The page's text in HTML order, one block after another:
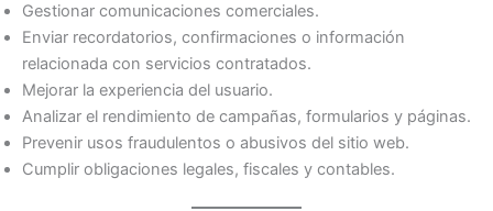
Gestionar comunicaciones comerciales.
Enviar recordatorios, confirmaciones o información
relacionada con servicios contratados.
Mejorar la experiencia del usuario.
Analizar el rendimiento de campañas, formularios y páginas.
Prevenir usos fraudulentos o abusivos del sitio web.
Cumplir obligaciones legales, fiscales y contables.